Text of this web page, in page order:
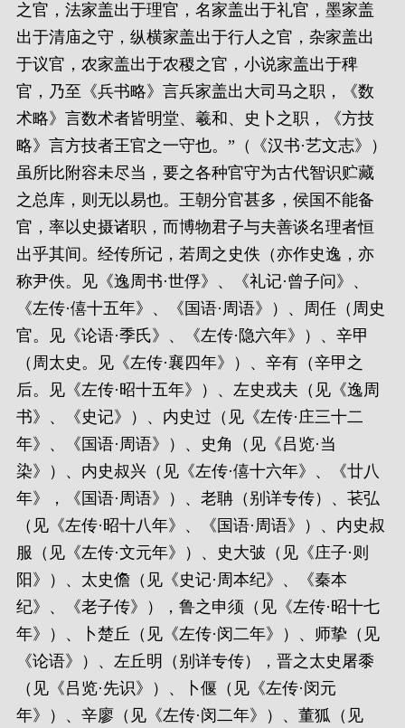
之官，法家盖出于理官，名家盖出于礼官，墨家盖
出于清庙之守，纵横家盖出于行人之官，杂家盖出
于议官，农家盖出于农稷之官，小说家盖出于稗
官，乃至《兵书略》言兵家盖出大司马之职，《数
术略》言数术者皆明堂、羲和、史卜之职，《方技
略》言方技者王官之一守也。”（《汉书·艺文志》）
虽所比附容未尽当，要之各种官守为古代智识贮藏
之总库，则无以易也。王朝分官甚多，侯国不能备
官，率以史摄诸职，而博物君子与夫善谈名理者恒
出乎其间。经传所记，若周之史佚（亦作史逸，亦
称尹佚。见《逸周书·世俘》、《礼记·曾子问》、
《左传·僖十五年》、《国语·周语》）、周任（周史
官。见《论语·季氏》、《左传·隐六年》）、辛甲
（周太史。见《左传·襄四年》）、辛有（辛甲之
后。见《左传·昭十五年》）、左史戎夫（见《逸周
书》、《史记》）、内史过（见《左传·庄三十二
年》、《国语·周语》）、史角（见《吕览·当
染》）、内史叔兴（见《左传·僖十六年》、《廿八
年》，《国语·周语》）、老聃（别详专传）、苌弘
（见《左传·昭十八年》、《国语·周语》）、内史叔
服（见《左传·文元年》）、史大㢰（见《庄子·则
阳》）、太史儋（见《史记·周本纪》、《秦本
纪》、《老子传》），鲁之申须（见《左传·昭十七
年》）、卜楚丘（见《左传·闵二年》）、师挚（见
《论语》）、左丘明（别详专传），晋之太史屠黍
（见《吕览·先识》）、卜偃（见《左传·闵元
年》）、辛廖（见《左传·闵二年》）、董狐（见